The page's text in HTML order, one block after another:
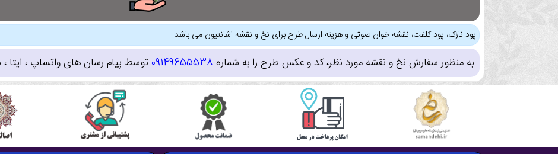
پود نازک، پود کلفت، نقشه خوان صوتی و هزینه ارسال طرح برای نخ و نقشه اشانتیون می باشد.
به منظور سفارش نخ و نقشه مورد نظر، کد و عکس طرح را به شماره 09149655538توسط پیام رسان های واتساپ ، ایتا ،